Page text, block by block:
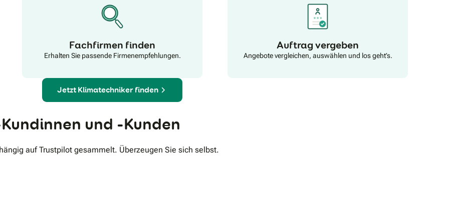
Fachfirmen finden
Erhalten Sie passende Firmenempfehlungen.
Auftrag vergeben
Angebote vergleichen, auswählen und los geht’s.
Jetzt Klimatechniker finden
und -Kunden
auf Trustpilot gesammelt. Überzeugen Sie sich selbst.